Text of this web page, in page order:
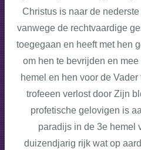
Christus is naar de
vanwege de rechtvaardige
toegegaan en heeft met hen
om hen te bevrijden en
hemel en hen voor de
trofeeen verlost door Zijn
profetische gelovigen is
paradijs in de 3e hemel
duizendjarig rijk wat op